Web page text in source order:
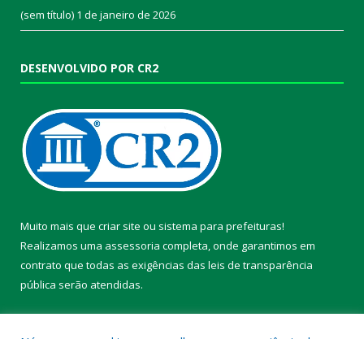
(sem título) 1 de janeiro de 2026
DESENVOLVIDO POR CR2
Muito mais que criar site ou sistema para prefeituras!
Realizamos uma assessoria completa, onde garantimos em
contrato que todas as exigências das leis de transparência
pública serão atendidas.